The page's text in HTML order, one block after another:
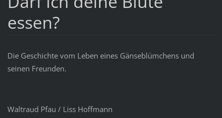
essen?
Die Geschichte vom Leben eines Gänseblümchens und
seinen Freunden.
Waltraud Pfau / Liss Hoffmann